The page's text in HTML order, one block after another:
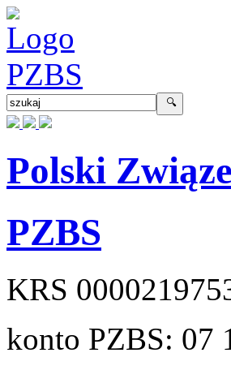
Polski
PZBS
KRS
konto PZBS: 07